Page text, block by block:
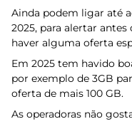
Ainda podem ligar até
2025, para alertar
haver alguma oferta
Em 2025 tem havido
por exemplo de 3GB
oferta de mais 100 GB.
As operadoras não